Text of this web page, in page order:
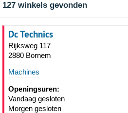
127 winkels gevonden
Dc Technics
Rijksweg 117
2880 Bornem
Machines
Openingsuren:
Vandaag gesloten
Morgen gesloten